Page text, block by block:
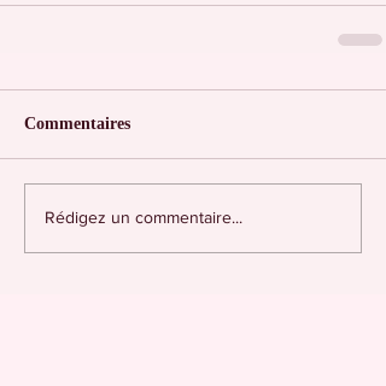
Commentaires
Rédigez un commentaire...